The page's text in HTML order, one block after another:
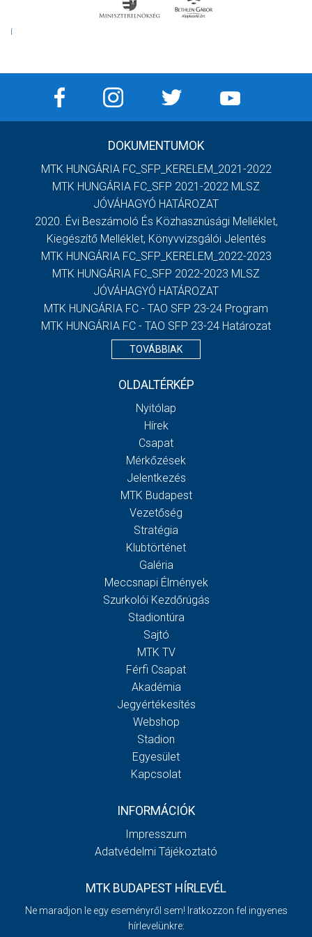
DOKUMENTUMOK
MTK HUNGÁRIA FC_SFP_KERELEM_2021-2022
MTK HUNGÁRIA FC_SFP 2021-2022 MLSZ
JÓVÁHAGYÓ HATÁROZAT
2020. Évi Beszámoló És Közhasznúsági Melléklet,
Kiegészítő Melléklet, Könyvvizsgálói Jelentés
MTK HUNGÁRIA FC_SFP_KERELEM_2022-2023
MTK HUNGÁRIA FC_SFP 2022-2023 MLSZ
JÓVÁHAGYÓ HATÁROZAT
MTK HUNGÁRIA FC - TAO SFP 23-24 Program
MTK HUNGÁRIA FC - TAO SFP 23-24 Határozat
TOVÁBBIAK
OLDALTÉRKÉP
Nyitólap
Hírek
Csapat
Mérkőzések
Jelentkezés
MTK Budapest
Vezetőség
Stratégia
Klubtörténet
Galéria
Meccsnapi Élmények
Szurkolói Kezdőrúgás
Stadiontúra
Sajtó
MTK TV
Férfi Csapat
Akadémia
Jegyértékesítés
Webshop
Stadion
Egyesület
Kapcsolat
INFORMÁCIÓK
Impresszum
Adatvédelmi Tájékoztató
MTK BUDAPEST HÍRLEVÉL
Ne maradjon le egy eseményről sem! Iratkozzon fel ingyenes
hírlevelünkre: